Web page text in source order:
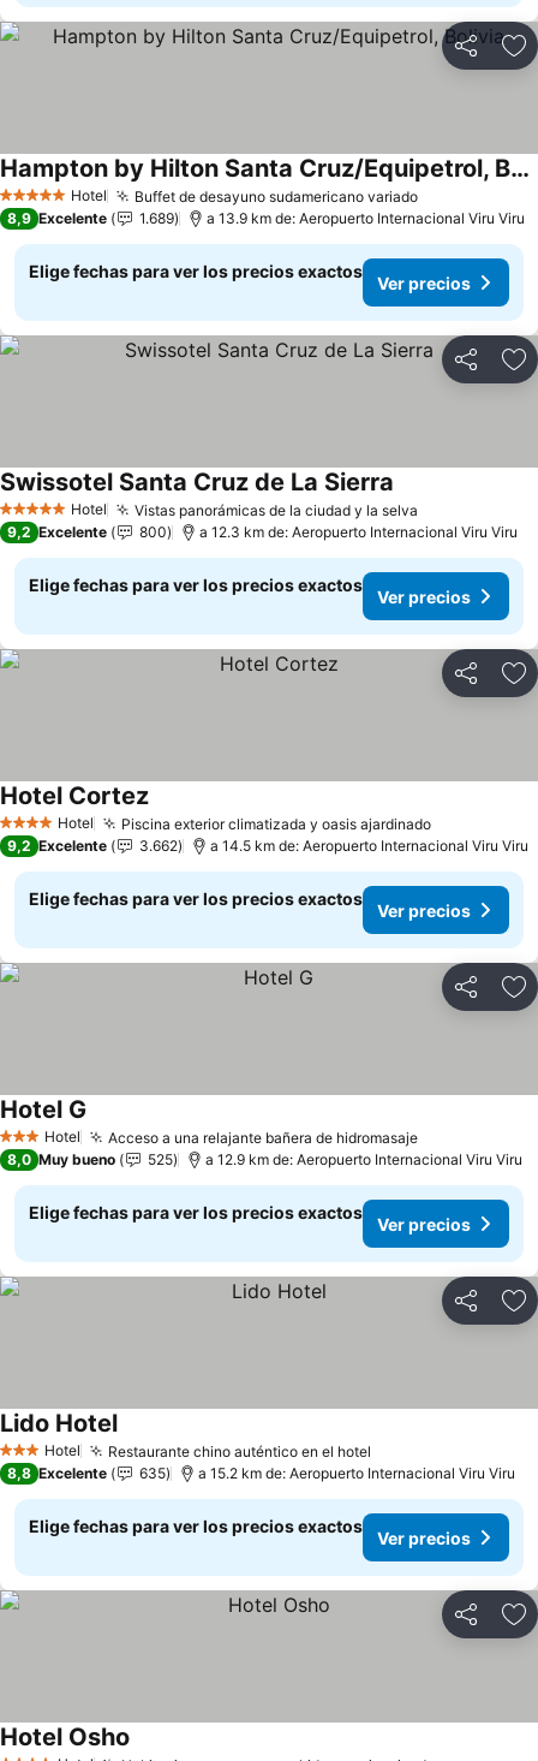
Compartir
5 Estrellas Hotel Buffet de desayuno sudamericano variado
Hampton by Hilton Santa Cruz/Equipetrol, Bolivia
8,9 Excelente 1.689 a 13.9 km de: Aeropuerto Internacional Viru Viru
Elige fechas para ver los precios exactos
Ver precios
Compartir
5 Estrellas Hotel Vistas panorámicas de la ciudad y la selva
Swissotel Santa Cruz de La Sierra
9,2 Excelente 800 a 12.3 km de: Aeropuerto Internacional Viru Viru
Elige fechas para ver los precios exactos
Ver precios
Compartir
4 EstrellasHotel Piscina exterior climatizada y oasis ajardinado
Hotel Cortez
9,2 Excelente 3.662 a 14.5 km de: Aeropuerto Internacional Viru Viru
Elige fechas para ver los precios exactos
Ver precios
Compartir
3 Estrellas
Hotel Acceso a una relajante bañera de hidromasaje
Hotel G
8,0 Muy bueno 525 a 12.9 km de: Aeropuerto Internacional Viru Viru
Elige fechas para ver los precios exactos
Ver precios
Compartir
3 Estrellas
Hotel Restaurante chino auténtico en el hotel
Lido Hotel
8,8 Excelente 635 a 15.2 km de: Aeropuerto Internacional Viru Viru
Elige fechas para ver los precios exactos
Ver precios
Compartir
Hotel Osho